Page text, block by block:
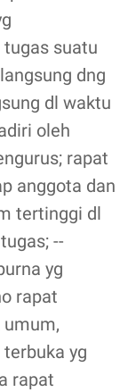
tugas suatu
dng
dl waktu
oleh
rapat
anggota dan
tertinggi dl
--
yg
rapat
umum,
yg
rapat